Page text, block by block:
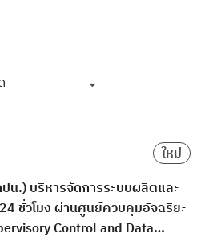
ใหม่
น.) บริหารจัดการระบบผลิตและ
ชั่วโมง ผ่านศูนย์ควบคุมอัจฉริยะ
Control and Data